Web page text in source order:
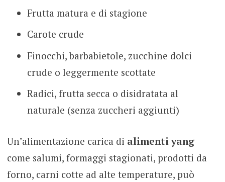
Frutta matura e di stagione
Carote crude
Finocchi, barbabietole, zucchine dolci
crude o leggermente scottate
Radici, frutta secca o disidratata al
naturale (senza zuccheri aggiunti)
Un’alimentazione carica di alimenti yang
come salumi, formaggi stagionati, prodotti da
forno, carni cotte ad alte temperature, può